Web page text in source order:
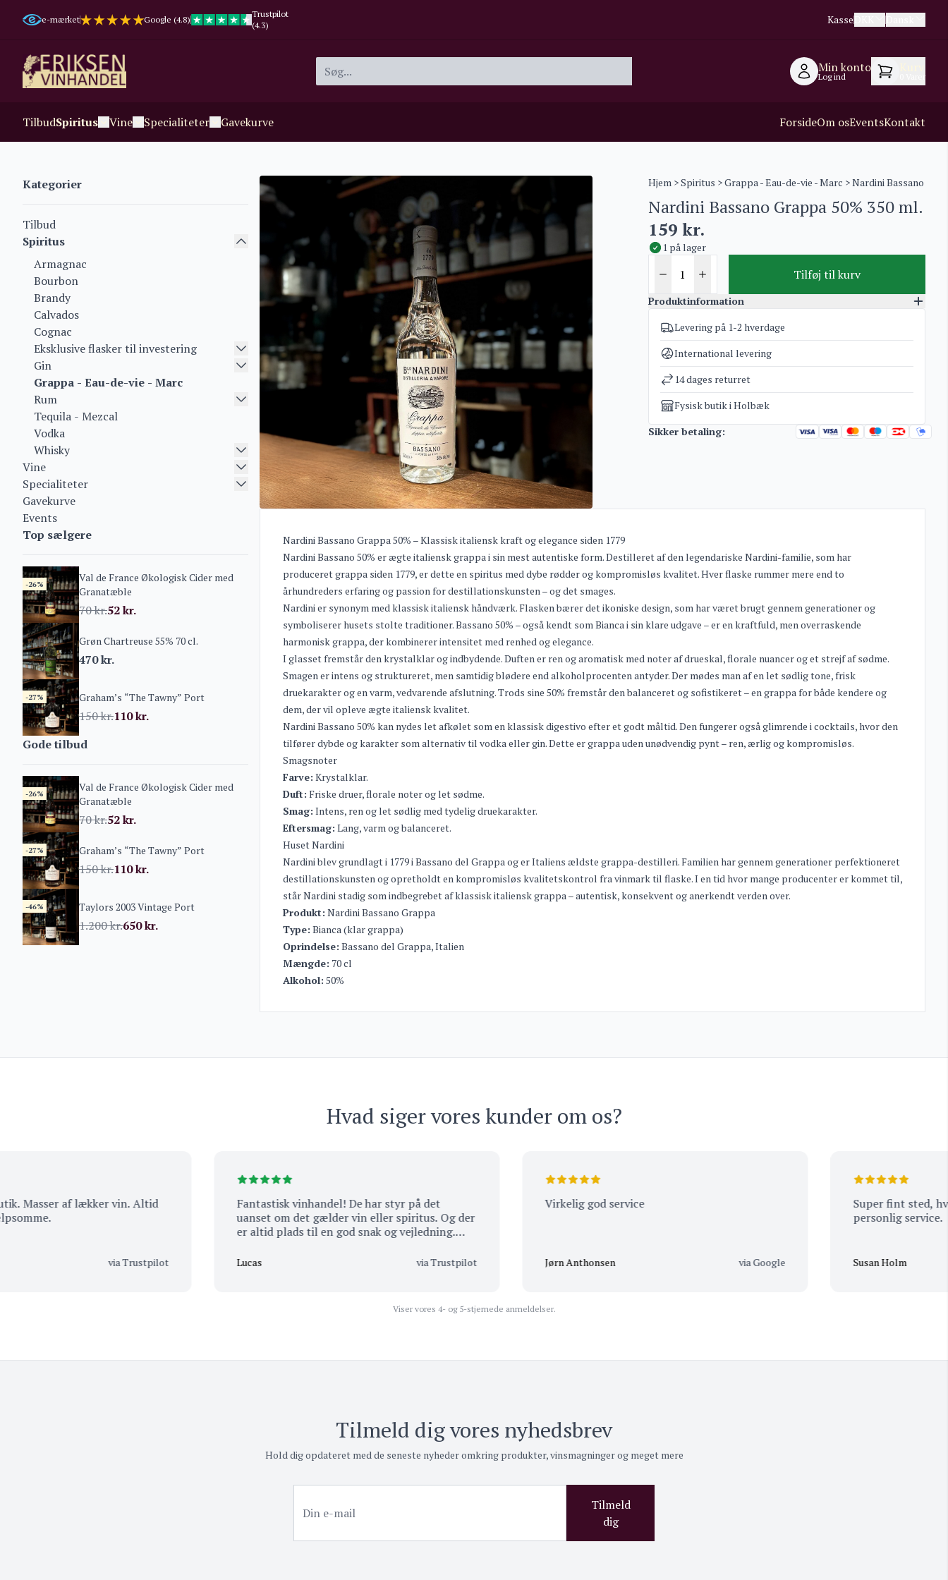
e-mærket Google (4.8)
Trustpilot
(4.3)
Kasse
Min konto
Log ind
TilbudSpiritus Vine Specialiteter Gavekurve ForsideOm osEventsKontakt
Kategorier
Tilbud
Spiritus
Armagnac
Bourbon
Brandy
Calvados
Cognac
Eksklusive flasker til investering
Gin
Grappa - Eau-de-vie - Marc
Rum
Tequila - Mezcal
Vodka
Whisky
Vine
Specialiteter
Gavekurve
Events
Top sælgere
-26%
Val de France Økologisk Cider med
Granatæble
70kr.52kr.
Grøn Chartreuse 55% 70 cl.
470kr.
-27% Graham’s “The Tawny” Port
150kr.110kr.
Gode tilbud
-26%
Val de France Økologisk Cider med
Granatæble
70kr.52kr.
-27% Graham’s “The Tawny” Port
150kr.110kr.
-46% Taylors 2003 Vintage Port
1.200kr.650kr.
Hjem>Spiritus >Grappa - Eau-de-vie - Marc > Nardini Bassano
Nardini Bassano Grappa 50% 350 ml.
159 kr.
1 på lager
Tilføj til kurv
Produktinformation
Varenummer
980
Kategorier
Vægt
2 kg
Levering på 1-2 hverdage
International levering
14 dages returret
Fysisk butik i Holbæk
Sikker betaling:
Nardini Bassano Grappa 50% – Klassisk italiensk kraft og elegance siden 1779
Nardini Bassano 50% er ægte italiensk grappa i sin mest autentiske form. Destilleret af den legendariske Nardini-familie, som har
produceret grappa siden 1779, er dette en spiritus med dybe rødder og kompromisløs kvalitet. Hver flaske rummer mere end to
århundreders erfaring og passion for destillationskunsten – og det smages.
Nardini er synonym med klassisk italiensk håndværk. Flasken bærer det ikoniske design, som har været brugt gennem generationer og
symboliserer husets stolte traditioner. Bassano 50% – også kendt som Bianca i sin klare udgave – er en kraftfuld, men overraskende
harmonisk grappa, der kombinerer intensitet med renhed og elegance.
I glasset fremstår den krystalklar og indbydende. Duften er ren og aromatisk med noter af drueskal, florale nuancer og et strejf af sødme.
Smagen er intens og struktureret, men samtidig blødere end alkoholprocenten antyder. Der mødes man af en let sødlig tone, frisk
druekarakter og en varm, vedvarende afslutning. Trods sine 50% fremstår den balanceret og sofistikeret – en grappa for både kendere og
dem, der vil opleve ægte italiensk kvalitet.
Nardini Bassano 50% kan nydes let afkølet som en klassisk digestivo efter et godt måltid. Den fungerer også glimrende i cocktails, hvor den
tilfører dybde og karakter som alternativ til vodka eller gin. Dette er grappa uden unødvendig pynt – ren, ærlig og kompromisløs.
Smagsnoter
Farve: Krystalklar.
Duft: Friske druer, florale noter og let sødme.
Smag: Intens, ren og let sødlig med tydelig druekarakter.
Eftersmag: Lang, varm og balanceret.
Huset Nardini
Nardini blev grundlagt i 1779 i Bassano del Grappa og er Italiens ældste grappa-destilleri. Familien har gennem generationer perfektioneret
destillationskunsten og opretholdt en kompromisløs kvalitetskontrol fra vinmark til flaske. I en tid hvor mange producenter er kommet til,
står Nardini stadig som indbegrebet af klassisk italiensk grappa – autentisk, konsekvent og anerkendt verden over.
Produkt: Nardini Bassano Grappa
Type: Bianca (klar grappa)
Oprindelse: Bassano del Grappa, Italien
Mængde: 70 cl
Alkohol: 50%
Hvad siger vores kunder om os?
af lækker vin. Altid
via Trustpilot
Fantastisk vinhandel! De har styr på det
uanset om det gælder vin eller spiritus. Og der
er altid plads til en god snak og vejledning.
selv handlet der i mange år. De er aldrig bleg
flaske man er forelsket i! Så man kommer altid
Lucas via Trustpilot
Virkelig god service
Jørn Anthonsen via Google
Super fint sted, hvis
personlig service.
Susan Holm
Viser vores 4- og 5-stjernede anmeldelser.
Tilmeld dig vores nyhedsbrev
Hold dig opdateret med de seneste nyheder omkring produkter, vinsmagninger og meget mere
Tilmeld
dig